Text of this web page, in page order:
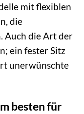
mit flexiblen
die
Auch die Art der
ein fester Sitz
unerwünschte
besten für